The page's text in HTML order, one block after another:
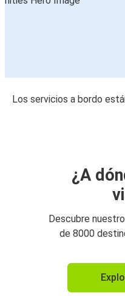
Los servicios a bordo
¿A
Descubre
de 8000